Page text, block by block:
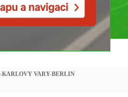
KARLOVY VARY-BERLIN